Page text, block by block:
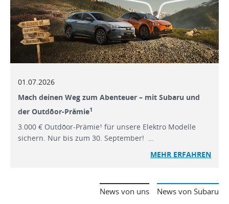
01.07.2026
Mach deinen Weg zum Abenteuer – mit Subaru und
der Outdōor-Prämie1
3.000 € Outdōor-Prämie¹ für unsere Elektro Modelle
sichern. Nur bis zum 30. September! …
MEHR ERFAHREN
News von Subaru
News von uns